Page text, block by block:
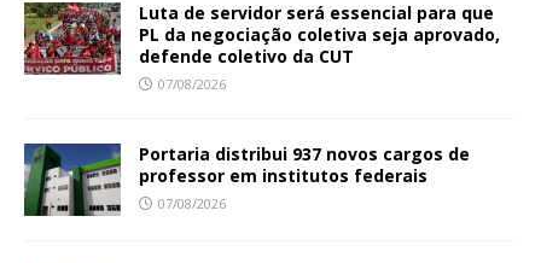
Luta de servidor será essencial para que
PL da negociação coletiva seja aprovado,
defende coletivo da CUT
07/08/2026
Portaria distribui 937 novos cargos de
professor em institutos federais
07/08/2026